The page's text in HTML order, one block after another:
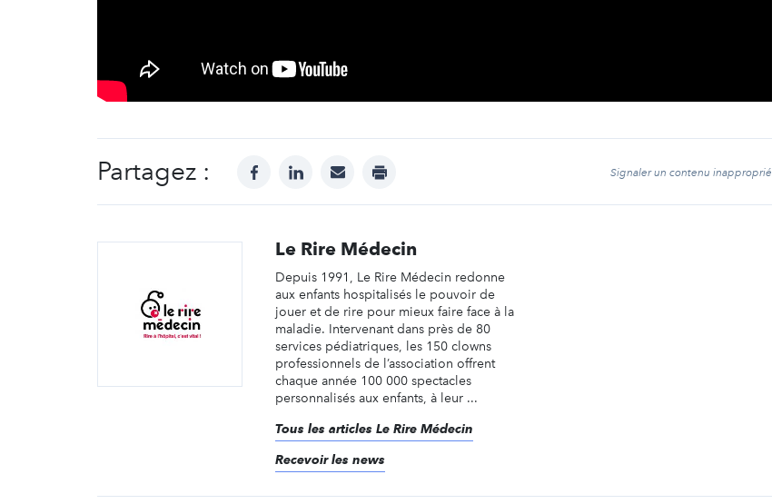
Partagez : facebooklinkedinmail print Signaler un contenu inapproprié
Le Rire Médecin
Depuis 1991, Le Rire Médecin redonne
aux enfants hospitalisés le pouvoir de
jouer et de rire pour mieux faire face à la
maladie. Intervenant dans près de 80
services pédiatriques, les 150 clowns
professionnels de l’association offrent
chaque année 100 000 spectacles
personnalisés aux enfants, à leur ...
Tous les articles Le Rire Médecin
Recevoir les news